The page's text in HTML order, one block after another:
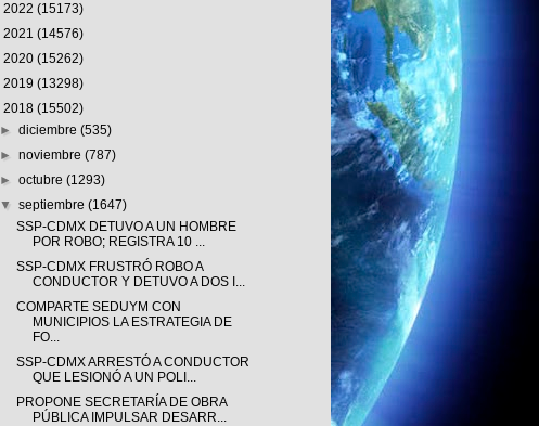
2022 (15173)
2021 (14576)
2020 (15262)
2019 (13298)
2018 (15502)
►diciembre(535)
►noviembre(787)
►octubre(1293)
▼septiembre(1647)
SSP-CDMX DETUVO A UN HOMBRE
POR ROBO; REGISTRA 10 ...
SSP-CDMX FRUSTRÓ ROBO A
CONDUCTOR Y DETUVO A DOS I...
COMPARTE SEDUYM CON
MUNICIPIOS LA ESTRATEGIA DE
FO...
SSP-CDMX ARRESTÓ A CONDUCTOR
QUE LESIONÓ A UN POLI...
PROPONE SECRETARÍA DE OBRA
PÚBLICA IMPULSAR DESARR...